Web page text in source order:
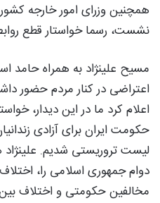
همچنین وزرای امور خارجه
نشست، رسما خواستار قطع
مسیح علینژاد به همراه حامد
اعتراضی در کنار مردم حضور
اعلام کرد ما در این دیدار،
حکومت ایران برای آزادی
لیست تروریستی شدیم.
دوام جمهوری اسلامی را،
مخالفین حکومتی و اختلاف